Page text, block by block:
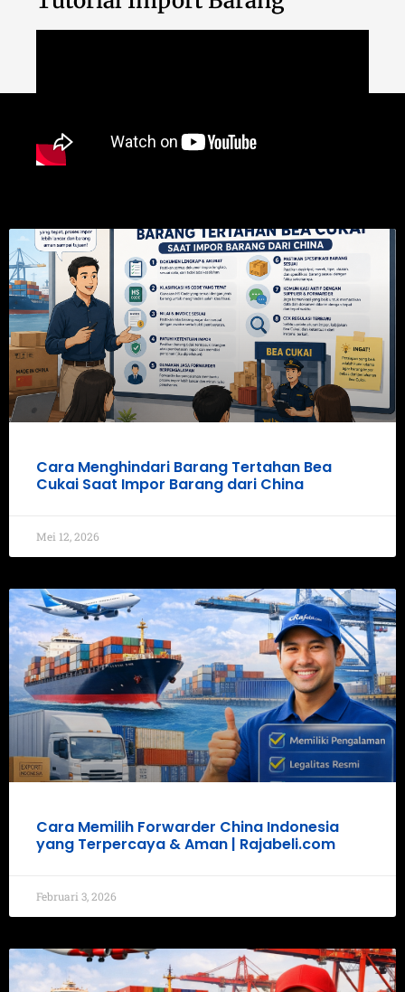
Cara Menghindari Barang Tertahan Bea
Cukai Saat Impor Barang dari China
Mei 12, 2026
Cara Memilih Forwarder China Indonesia
yang Terpercaya & Aman | Rajabeli.com
Februari 3, 2026